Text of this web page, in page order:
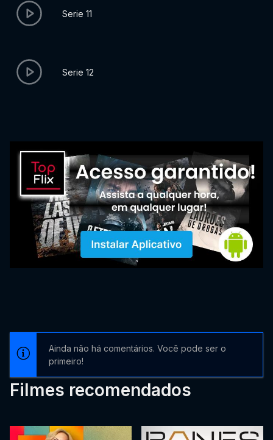
Serie 11
Serie 12
Ainda não há comentários. Você pode ser o
primeiro!
Filmes recomendados